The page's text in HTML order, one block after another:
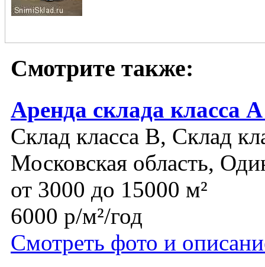
Смотрите также:
Аренда склада класса
Склад класса B, Склад
Московская область,
от 3000 до 15000 м²
6000 р/м²/год
Смотреть фото и